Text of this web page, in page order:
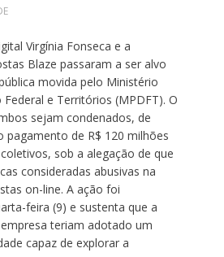
Virgínia Fonseca e a
Blaze passaram a ser alvo
movida pelo Ministério
e Territórios (MPDFT). O
sejam condenados, de
pagamento de R$ 120 milhões
sob a alegação de que
consideradas abusivas na
on-line. A ação foi
feira (9) e sustenta que a
teriam adotado um
capaz de explorar a